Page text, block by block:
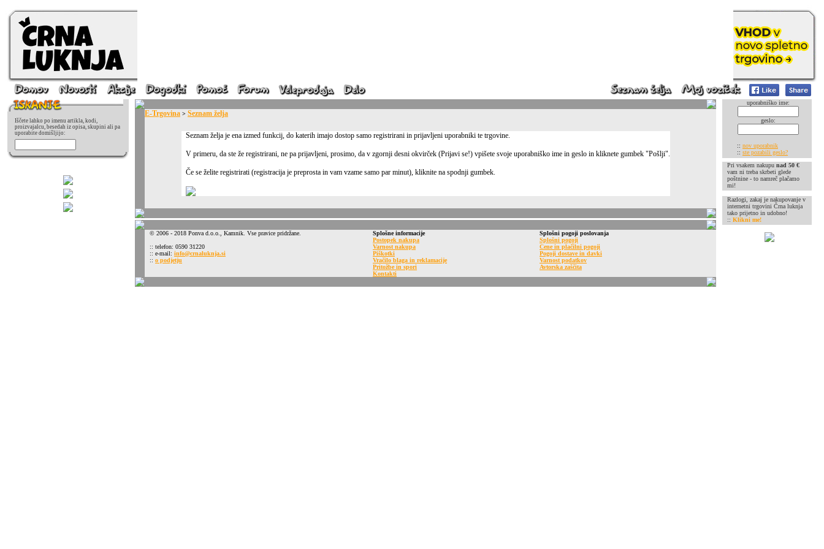
Iščete lahko po imenu artikla, kodi,
proizvajalcu, besedah iz opisa, skupini ali pa
uporabite domišljijo:
E-Trgovina > Seznam želja
Seznam želja je ena izmed funkcij, do katerih imajo dostop samo registrirani in prijavljeni uporabniki te trgovine.
V primeru, da ste že registrirani, ne pa prijavljeni, prosimo, da v zgornji desni okvirček (Prijavi se!) vpišete svoje uporabniško ime in geslo in kliknete gumbek "Pošlji".
Če se želite registrirati (registracija je preprosta in vam vzame samo par minut), kliknite na spodnji gumbek.
© 2006 - 2018 Ponva d.o.o., Kamnik. Vse pravice pridržane.
:: telefon: 0590 31220
:: e-mail: info@crnaluknja.si
:: o podjetju
Splošne informacije
Postopek nakupa
Varnost nakupa
Piškotki
Vračilo blaga in reklamacije
Pritožbe in spori
Kontakti
Splošni pogoji poslovanja
Splošni pogoji
Cene in plačilni pogoji
Pogoji dostave in davki
Varnost podatkov
Avtorska zaščita
uporabniško ime:
geslo:
:: nov uporabnik
:: ste pozabili geslo?
Pri vsakem nakupu nad 50 €
vam ni treba skrbeti glede
poštnine - to namreč plačamo
mi!
Razlogi, zakaj je nakupovanje v
internetni trgovini Črna luknja
tako prijetno in udobno!
:: Klikni me!